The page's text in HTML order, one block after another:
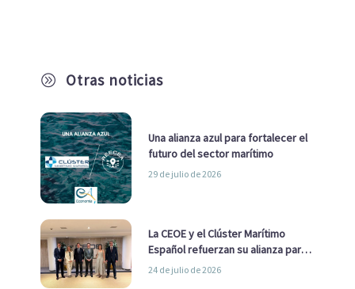
A Otras noticias
Una alianza azul para fortalecer el
futuro del sector marítimo
29 de julio de 2026
La CEOE y el Clúster Marítimo
Español refuerzan su alianza para
impulsar una estrategia Nacional
24 de julio de 2026